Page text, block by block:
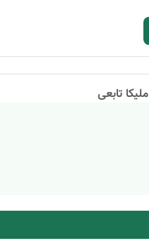
ملیکا تابعی